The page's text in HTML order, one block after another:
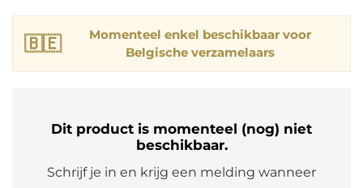
🇧🇪
Momenteel enkel beschikbaar voor
Belgische verzamelaars
Dit product is momenteel (nog) niet
beschikbaar.
Schrijf je in en krijg een melding wanneer